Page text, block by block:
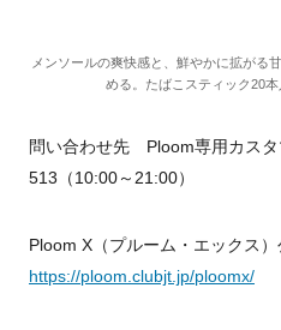
メンソールの爽快感と、鮮やかに拡がる
める。たばこスティック20本
問い合わせ先 Ploom専用カス
513 （10:00～21:00）
Ploom X （プルーム・エックス
https://ploom.clubjt.jp/ploomx/